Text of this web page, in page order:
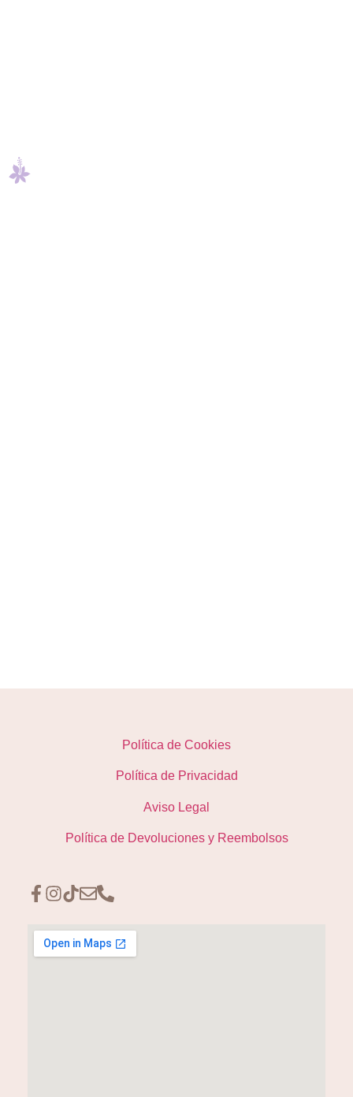
Política de Cookies
Política de Privacidad
Aviso Legal
Política de Devoluciones y Reembolsos